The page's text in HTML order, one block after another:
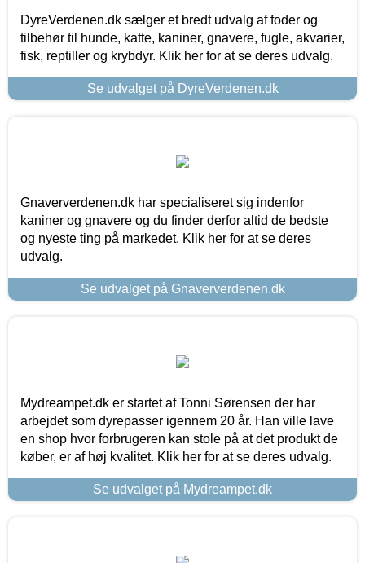
DyreVerdenen.dk sælger et bredt udvalg af foder og
tilbehør til hunde, katte, kaniner, gnavere, fugle, akvarier,
fisk, reptiller og krybdyr. Klik her for at se deres udvalg.
Se udvalget på DyreVerdenen.dk
Gnaververdenen.dk har specialiseret sig indenfor
kaniner og gnavere og du finder derfor altid de bedste
og nyeste ting på markedet. Klik her for at se deres
udvalg.
Se udvalget på Gnaververdenen.dk
Mydreampet.dk er startet af Tonni Sørensen der har
arbejdet som dyrepasser igennem 20 år. Han ville lave
en shop hvor forbrugeren kan stole på at det produkt de
køber, er af høj kvalitet. Klik her for at se deres udvalg.
Se udvalget på Mydreampet.dk